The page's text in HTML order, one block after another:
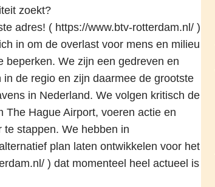
zoekt?
adres! ( https://www.btv-rotterdam.nl/ )
in om de overlast voor mens en milieu
beperken. We zijn een gedreven en
de regio en zijn daarmee de grootste
in Nederland. We volgen kritisch de
The Hague Airport, voeren actie en
stappen. We hebben in
plan laten ontwikkelen voor het
) dat momenteel heel actueel is